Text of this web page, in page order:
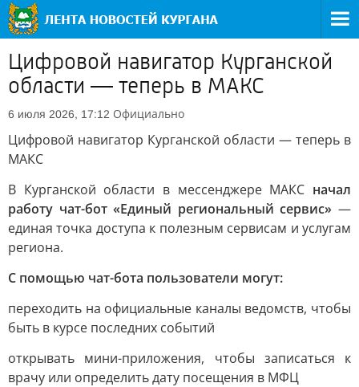
Цифровой навигатор Курганской
области — теперь в МАКС
6 июля 2026, 17:12 Официально
Цифровой навигатор Курганской области — теперь в
МАКС
В Курганской области в мессенджере МАКС начал
работу чат-бот «Единый региональный сервис» —
единая точка доступа к полезным сервисам и услугам
региона.
С помощью чат-бота пользователи могут:
переходить на официальные каналы ведомств, чтобы
быть в курсе последних событий
открывать мини-приложения, чтобы записаться к
врачу или определить дату посещения в МФЦ